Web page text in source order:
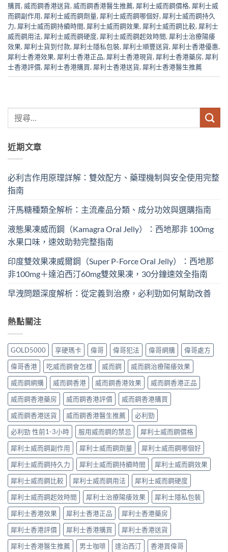
購買, 威而鋼香港送貨, 威而鋼香港醫生推薦, 犀利士威而鋼價格, 犀利士威
而鋼副作用, 犀利士威而鋼劑量, 犀利士威而鋼哪個好, 犀利士威而鋼持久
力, 犀利士威而鋼持續時間, 犀利士威而鋼效果, 犀利士威而鋼比較, 犀利士
威而鋼用法, 犀利士威而鋼硬度, 犀利士威而鋼起效時間, 犀利士治療陽痿
效果, 犀利士貨到付款, 犀利士隱私包裝, 犀利士順豐送貨, 犀利士香港優惠,
犀利士香港效果, 犀利士香港正品, 犀利士香港現貨, 犀利士香港藥房, 犀利
士香港評價, 犀利士香港購買, 犀利士香港送貨, 犀利士香港醫生推薦
近期文章
必利吉作用原理詳解：雙效配方、藥理機制與安全使用完整
指南
汗馬糖種類全解析：主流產品分類、成分功效與選購指南
液態果凍威而鋼（Kamagra Oral Jelly）：西地那非 100mg​
水果口味，速效助勃完整指南
印度雙效果凍威爾鋼（Super P-Force Oral Jelly）：西地那
非100mg＋達泊西汀60mg雙效果凍，30分鐘速效全指南
早洩問題深度解析：從定義到治療，必利勁如何幫助改善
熱點關注
GOLD5000 享硬瑪卡 偉哥 偉哥犯法 偉哥網購
偉哥處方
偉哥香港
吃威而鋼會怎樣 威而鋼
威而鋼治療陽痿效果
威而鋼網購
威而鋼香港 威而鋼香港效果
威而鋼香港正品
威而鋼香港藥房
威而鋼香港評價
威而鋼香港購買
威而鋼香港送貨
威而鋼香港醫生推薦
必利勁
必利勁 性前1-3小時
服用威而鋼的禁忌
犀利士威而鋼價格
犀利士威而鋼副作用
犀利士威而鋼劑量
犀利士威而鋼哪個好
犀利士威而鋼持久力
犀利士威而鋼持續時間
犀利士威而鋼效果
犀利士威而鋼比較
犀利士威而鋼用法
犀利士威而鋼硬度
犀利士威而鋼起效時間
犀利士治療陽痿效果
犀利士隱私包裝
犀利士香港效果
犀利士香港正品
犀利士香港藥房
犀利士香港評價
犀利士香港購買
犀利士香港送貨
犀利士香港醫生推薦
男士咖啡 達泊西汀 香港買偉哥